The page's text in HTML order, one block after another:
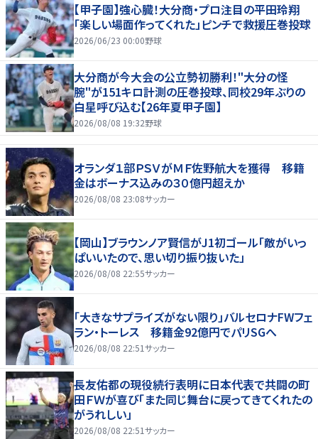
【甲子園】強心臓！大分商・プロ注目の平田玲翔
「楽しい場面作ってくれた」ピンチで救援圧巻投球
2026/06/23 00:00野球
大分商が今大会の公立勢初勝利！"大分の怪
腕"が151キロ計測の圧巻投球、同校29年ぶりの
白星呼び込む【26年夏甲子園】
2026/08/08 19:32野球
オランダ１部ＰＳＶがＭＦ佐野航大を獲得 移籍
金はボーナス込みの３０億円超えか
2026/08/08 23:08サッカー
【岡山】ブラウンノア賢信がJ1初ゴール「敵がいっ
ぱいいたので、思い切り振り抜いた」
2026/08/08 22:55サッカー
「大きなサプライズがない限り」バルセロナFWフェ
ラン・トーレス 移籍金92億円でパリSGへ
2026/08/08 22:51サッカー
長友佑都の現役続行表明に日本代表で共闘の町
田ＦＷが喜び「また同じ舞台に戻ってきてくれたの
がうれしい」
2026/08/08 22:51サッカー